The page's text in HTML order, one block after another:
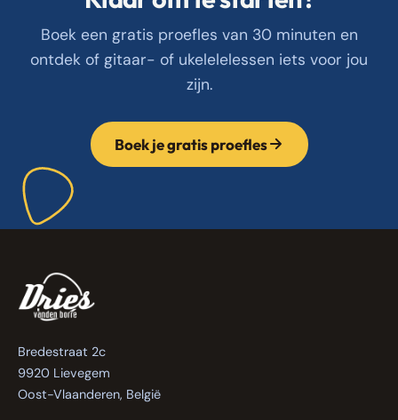
Boek een gratis proefles van 30 minuten en
ontdek of gitaar- of ukelelelessen iets voor jou
zijn.
Boek je gratis proefles
Bredestraat 2c
9920 Lievegem
Oost-Vlaanderen, België